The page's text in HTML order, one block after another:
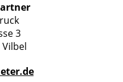
3
Vilbel